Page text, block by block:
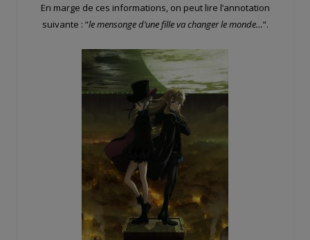
En marge de ces informations, on peut lire l’annotation
suivante : “le mensonge d’une fille va changer le monde…“.